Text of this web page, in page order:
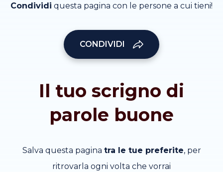
Condividi questa pagina con le persone a cui tieni!
CONDIVIDI
Il tuo scrigno di
parole buone
Salva questa pagina tra le tue preferite, per
ritrovarla ogni volta che vorrai